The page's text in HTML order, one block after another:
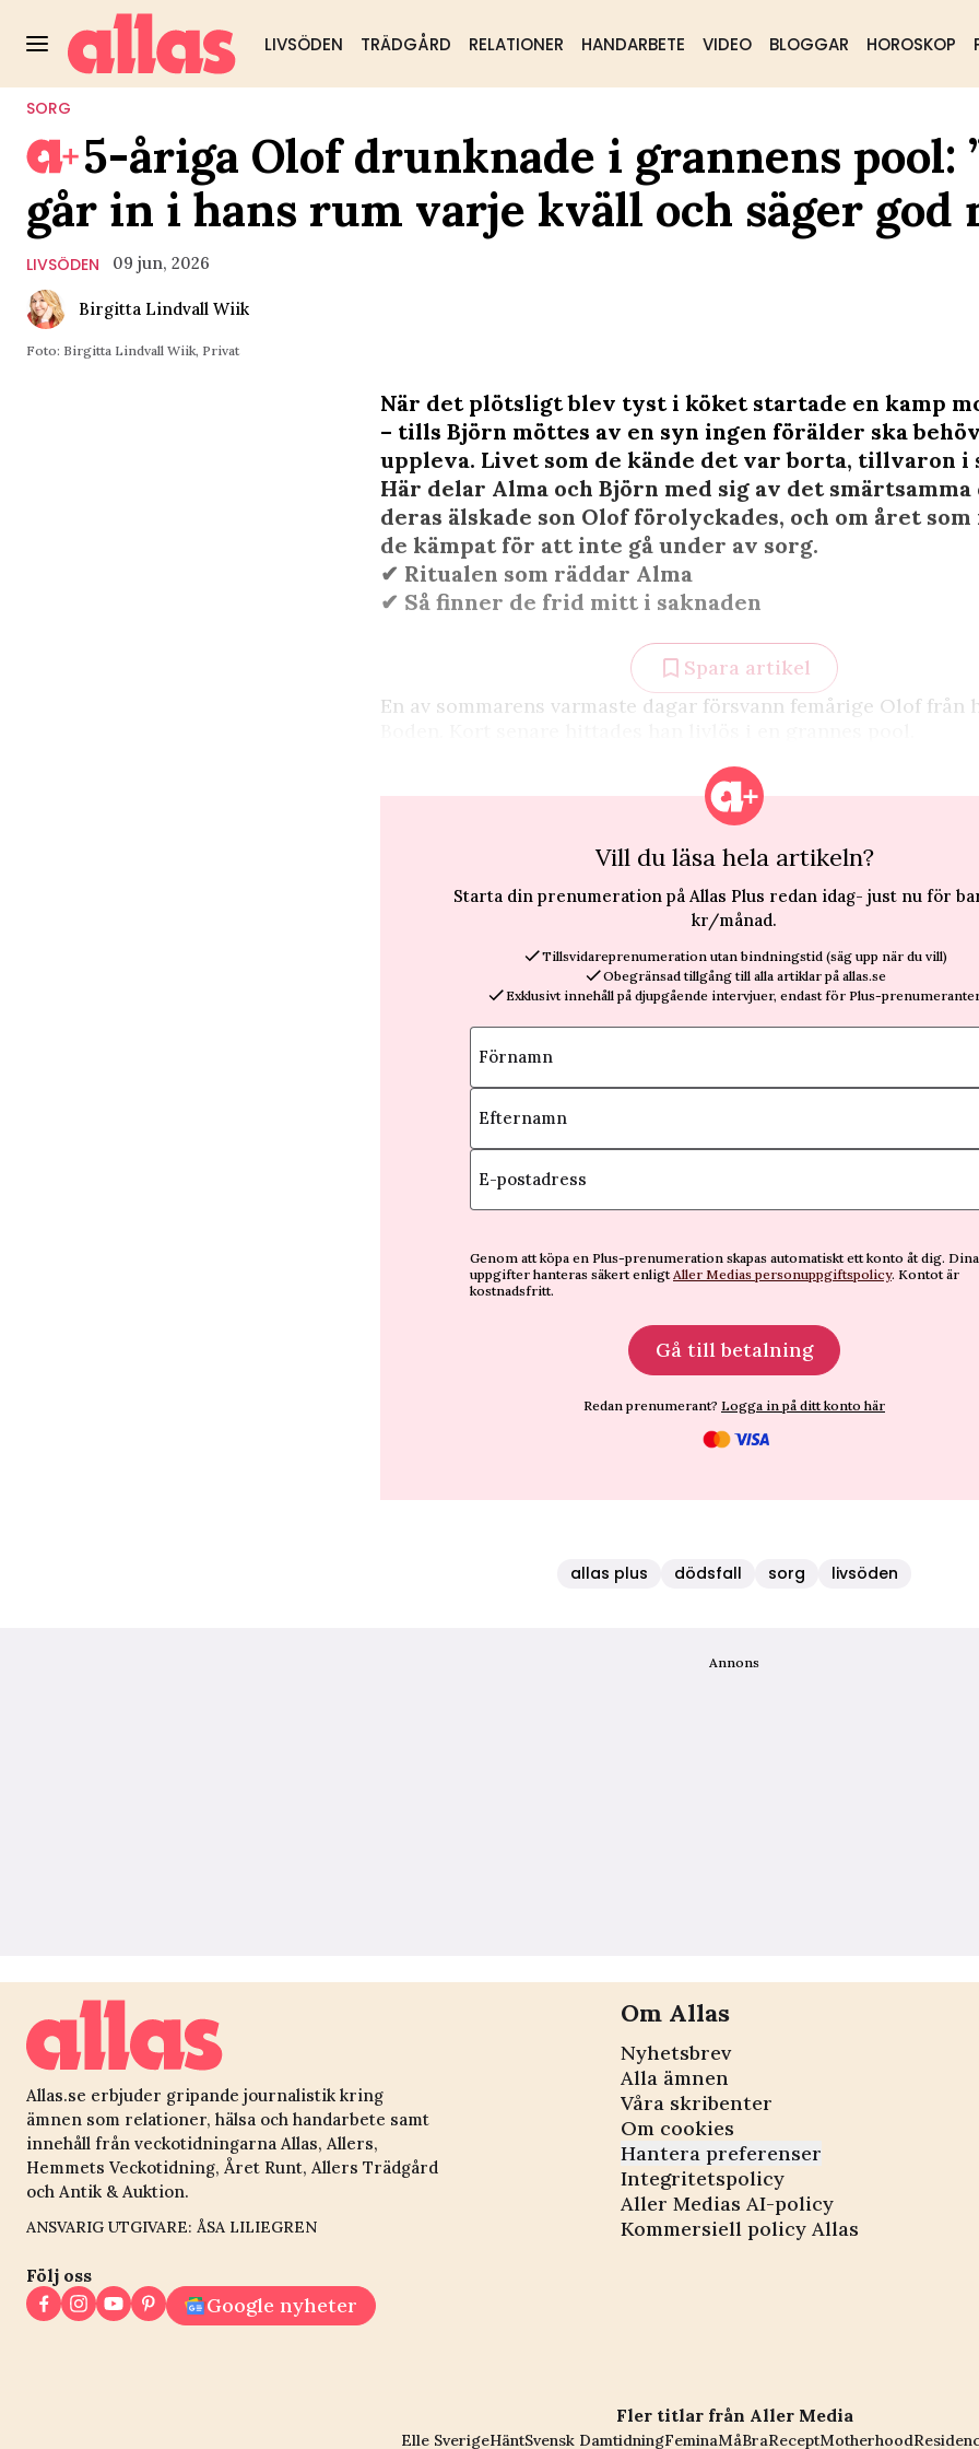
LIVSÖDEN TRÄDGÅRD RELATIONER HANDARBETE VIDEO BLOGGAR HOROSKOP
SORG
5-åriga Olof drunknade i grannens pool:
går in i hans rum varje kväll och säger god
LIVSÖDEN 09 jun, 2026
Birgitta Lindvall Wiik
Foto: Birgitta Lindvall Wiik, Privat
När det plötsligt blev tyst i köket startade en kamp
– tills Björn möttes av en syn ingen förälder ska
uppleva. Livet som de kände det var borta, tillvaron
Här delar Alma och Björn med sig av det
deras älskade son Olof förolyckades, och om året
de kämpat för att inte gå under av sorg.
✔︎ Ritualen som räddar Alma
✔︎ Så finner de frid mitt i saknaden
Spara artikel
En av sommarens varmaste dagar försvann femårige Olof från
Vill du läsa hela artikeln?
Starta din prenumeration på Allas Plus redan idag- just nu för
kr/månad.
Tillsvidareprenumeration utan bindningstid (säg upp när du vill)
Obegränsad tillgång till alla artiklar på allas.se
Exklusivt innehåll på djupgående intervjuer, endast för Plus-
Förnamn
Efternamn
E-postadress
Genom att köpa en Plus-prenumeration skapas automatiskt ett konto åt dig. Dina
uppgifter hanteras säkert enligt Aller Medias personuppgiftspolicy. Kontot är
kostnadsfritt.
Gå till betalning
Redan prenumerant? Logga in på ditt konto här
allas plus dödsfall sorg livsöden
Annons
Allas.se erbjuder gripande journalistik kring
ämnen som relationer, hälsa och handarbete samt
innehåll från veckotidningarna Allas, Allers,
Hemmets Veckotidning, Året Runt, Allers Trädgård
och Antik & Auktion.
ANSVARIG UTGIVARE: ÅSA LILIEGREN
Följ oss
Google nyheter
Om Allas
Nyhetsbrev
Alla ämnen
Våra skribenter
Om cookies
Hantera preferenser
Integritetspolicy
Aller Medias AI-policy
Kommersiell policy Allas
Fler titlar från Aller Media
Elle SverigeHäntSvensk DamtidningFeminaMåBraReceptMotherhood